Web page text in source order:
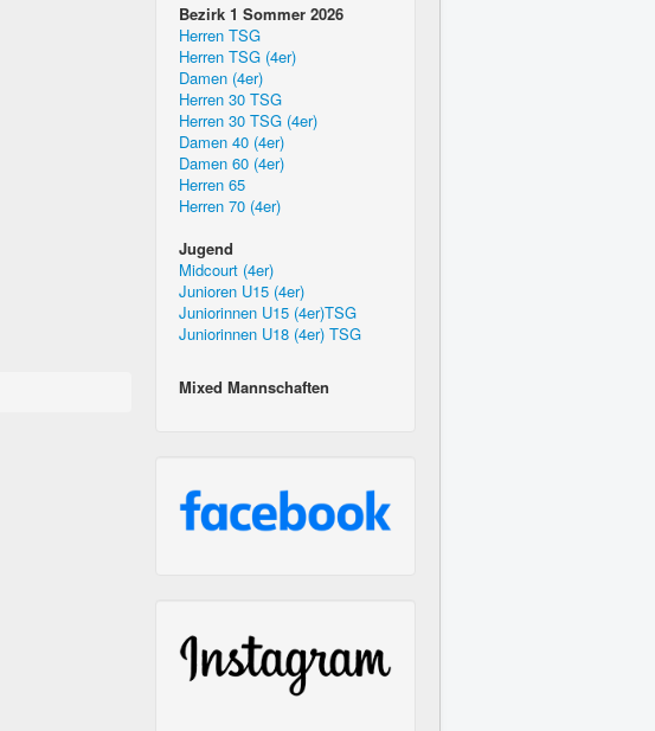
Bezirk 1 Sommer 2026
Herren TSG
Herren TSG (4er)
Damen (4er)
Herren 30 TSG
Herren 30 TSG (4er)
Damen 40 (4er)
Damen 60 (4er)
Herren 65
Herren 70 (4er)
Jugend
Midcourt (4er)
Junioren U15 (4er)
Juniorinnen U15 (4er)TSG
Juniorinnen U18 (4er) TSG
Mixed Mannschaften